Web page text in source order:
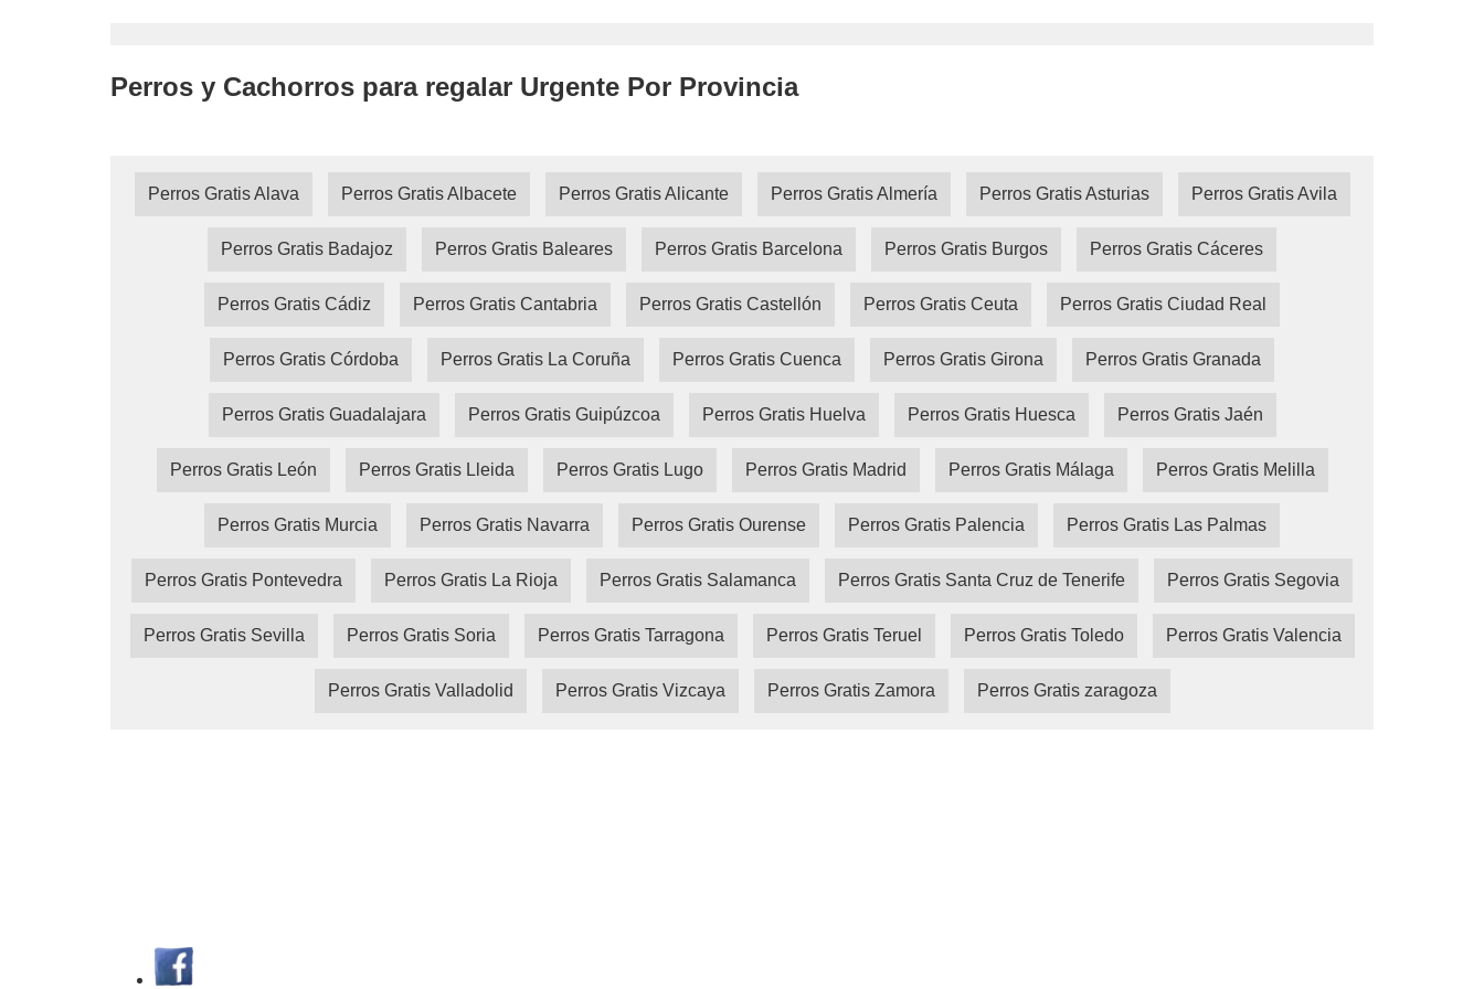
Perros y Cachorros para regalar Urgente Por Provincia
Perros Gratis Alava Perros Gratis Albacete Perros Gratis Alicante Perros Gratis Almería Perros Gratis Asturias Perros Gratis Avila
Perros Gratis Badajoz Perros Gratis Baleares Perros Gratis Barcelona Perros Gratis Burgos Perros Gratis Cáceres
Perros Gratis Cádiz Perros Gratis Cantabria Perros Gratis Castellón Perros Gratis Ceuta Perros Gratis Ciudad Real
Perros Gratis Córdoba Perros Gratis La Coruña Perros Gratis Cuenca Perros Gratis Girona Perros Gratis Granada
Perros Gratis Guadalajara Perros Gratis Guipúzcoa Perros Gratis Huelva Perros Gratis Huesca Perros Gratis Jaén
Perros Gratis León Perros Gratis Lleida Perros Gratis Lugo Perros Gratis Madrid Perros Gratis Málaga Perros Gratis Melilla
Perros Gratis Murcia Perros Gratis Navarra Perros Gratis Ourense Perros Gratis Palencia Perros Gratis Las Palmas
Perros Gratis Pontevedra Perros Gratis La Rioja Perros Gratis Salamanca Perros Gratis Santa Cruz de Tenerife Perros Gratis Segovia
Perros Gratis Sevilla Perros Gratis Soria Perros Gratis Tarragona Perros Gratis Teruel Perros Gratis Toledo Perros Gratis Valencia
Perros Gratis Valladolid Perros Gratis Vizcaya Perros Gratis Zamora Perros Gratis zaragoza